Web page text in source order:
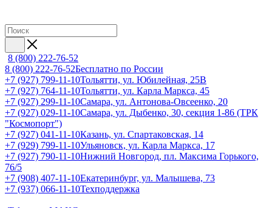
8 (800) 222-76-52
8 (800) 222-76-52Бесплатно по России
+7 (927) 799-11-10Тольятти, ул. Юбилейная, 25В
+7 (927) 764-11-10Тольятти, ул. Карла Маркса, 45
+7 (927) 299-11-10Самара, ул. Антонова-Овсеенко, 20
+7 (927) 029-11-10Самара, ул. Дыбенко, 30, секция 1-86 (ТРК
"Космопорт")
+7 (927) 041-11-10Казань, ул. Спартаковская, 14
+7 (929) 799-11-10Ульяновск, ул. Карла Маркса, 17
+7 (927) 790-11-10Нижний Новгород, пл. Максима Горького,
76/5
+7 (908) 407-11-10Екатеринбург, ул. Малышева, 73
+7 (937) 066-11-10Техподдержка